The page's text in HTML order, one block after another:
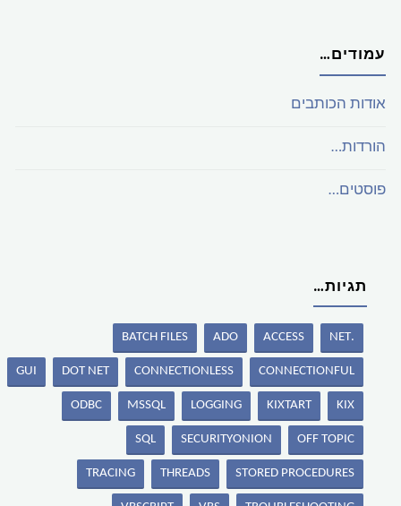
עמודים…
אודות הכותבים
הורדות…
פוסטים…
תגיות…
.NET
ACCESS
ADO
BATCH FILES
CONNECTIONFUL
CONNECTIONLESS
DOT NET
GUI
KIX
KIXTART
LOGGING
MSSQL
ODBC
OFF TOPIC
SECURITYONION
SQL
STORED PROCEDURES
THREADS
TRACING